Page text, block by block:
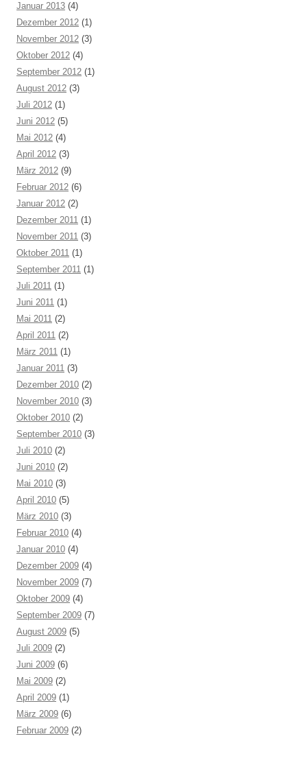
Januar 2013 (4)
Dezember 2012 (1)
November 2012 (3)
Oktober 2012 (4)
September 2012 (1)
August 2012 (3)
Juli 2012 (1)
Juni 2012 (5)
Mai 2012 (4)
April 2012 (3)
März 2012 (9)
Februar 2012 (6)
Januar 2012 (2)
Dezember 2011 (1)
November 2011 (3)
Oktober 2011 (1)
September 2011 (1)
Juli 2011 (1)
Juni 2011 (1)
Mai 2011 (2)
April 2011 (2)
März 2011 (1)
Januar 2011 (3)
Dezember 2010 (2)
November 2010 (3)
Oktober 2010 (2)
September 2010 (3)
Juli 2010 (2)
Juni 2010 (2)
Mai 2010 (3)
April 2010 (5)
März 2010 (3)
Februar 2010 (4)
Januar 2010 (4)
Dezember 2009 (4)
November 2009 (7)
Oktober 2009 (4)
September 2009 (7)
August 2009 (5)
Juli 2009 (2)
Juni 2009 (6)
Mai 2009 (2)
April 2009 (1)
März 2009 (6)
Februar 2009 (2)